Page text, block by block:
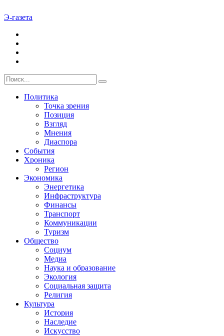
Э-газета
Политика
Точка зрения
Позиция
Взгляд
Мнения
Диаспора
События
Хроника
Регион
Экономика
Энергетика
Инфраструктура
Финансы
Транспорт
Коммуникации
Туризм
Общество
Социум
Медиа
Наука и образование
Экология
Социальная защита
Религия
Культура
История
Наследие
Искусство